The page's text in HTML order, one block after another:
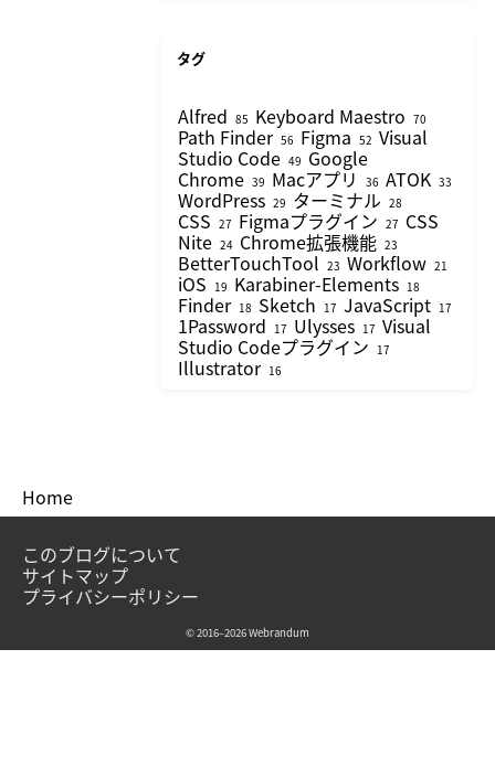
タグ
Alfred 85 Keyboard Maestro 70
Path Finder 56 Figma 52 Visual
Studio Code 49 Google
Chrome 39 Macアプリ 36 ATOK 33
WordPress 29 ターミナル 28
CSS 27 Figmaプラグイン 27 CSS
Nite 24 Chrome拡張機能 23
BetterTouchTool 23 Workflow 21
iOS 19 Karabiner-Elements 18
Finder 18 Sketch 17 JavaScript 17
1Password 17 Ulysses 17 Visual
Studio Codeプラグイン 17
Illustrator 16
Home
このブログについて
サイトマップ
プライバシーポリシー
© 2016–2026 Webrandum